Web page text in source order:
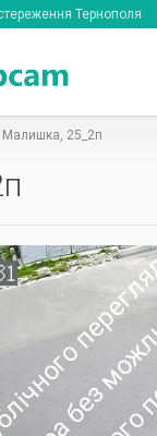
Тернополя
Малишка, 25_2п